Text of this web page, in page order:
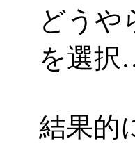
どうや
を選択
結果的